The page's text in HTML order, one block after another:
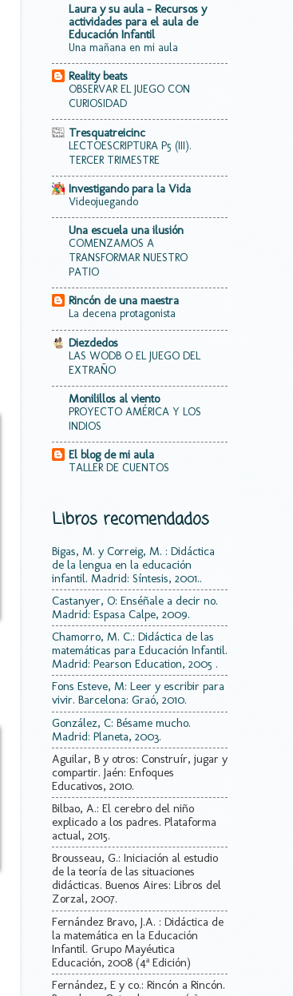
Laura y su aula - Recursos y
actividades para el aula de
Educación Infantil
Una mañana en mi aula
Reality beats
OBSERVAR EL JUEGO CON
CURIOSIDAD
Tresquatreicinc
LECTOESCRIPTURA P5 (III).
TERCER TRIMESTRE
Investigando para la Vida
Videojuegando
Una escuela una ilusión
COMENZAMOS A
TRANSFORMAR NUESTRO
PATIO
Rincón de una maestra
La decena protagonista
Diezdedos
LAS WODB O EL JUEGO DEL
EXTRAÑO
Monilillos al viento
PROYECTO AMÉRICA Y LOS
INDIOS
El blog de mi aula
TALLER DE CUENTOS
Libros recomendados
Bigas, M. y Correig, M. : Didáctica
de la lengua en la educación
infantil. Madrid: Síntesis, 2001..
Castanyer, O: Enséñale a decir no.
Madrid: Espasa Calpe, 2009.
Chamorro, M. C.: Didáctica de las
matemáticas para Educación Infantil.
Madrid: Pearson Education, 2005 .
Fons Esteve, M: Leer y escribir para
vivir. Barcelona: Graó, 2010.
González, C: Bésame mucho.
Madrid: Planeta, 2003.
Aguilar, B y otros: Construír, jugar y
compartir. Jaén: Enfoques
Educativos, 2010.
Bilbao, A.: El cerebro del niño
explicado a los padres. Plataforma
actual, 2015.
Brousseau, G.: Iniciación al estudio
de la teoría de las situaciones
didácticas. Buenos Aires: Libros del
Zorzal, 2007.
Fernández Bravo, J.A. : Didáctica de
la matemática en la Educación
Infantil. Grupo Mayéutica
Educación, 2008 (4ª Edición)
Fernández, E y co.: Rincón a Rincón.